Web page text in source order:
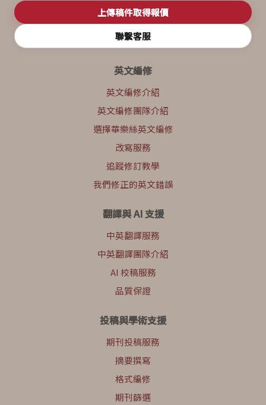
上傳稿件取得報價
聯繫客服
英文編修
英文編修介紹
英文編修團隊介紹
選擇華樂絲英文編修
改寫服務
追蹤修訂教學
我們修正的英文錯誤
翻譯與 AI 支援
中英翻譯服務
中英翻譯團隊介紹
AI 校稿服務
品質保證
投稿與學術支援
期刊投稿服務
摘要撰寫
格式編修
期刊篩選